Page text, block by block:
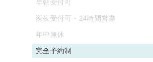
早朝受付可
深夜受付可・24時間営業
年中無休
完全予約制